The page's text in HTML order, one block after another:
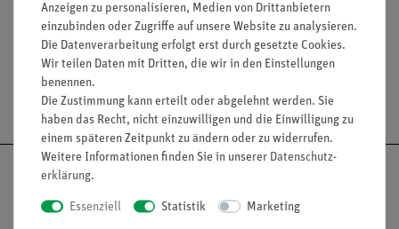
Media / Downloads
Versandkostenfrei ab 300,- €
Anzeigen zu personalisieren, Medien von Drittanbietern
einzubinden oder Zugriffe auf unsere Website zu analysieren.
Die Datenverarbeitung erfolgt erst durch gesetzte Cookies.
Wir teilen Daten mit Dritten, die wir in den Einstellungen
benennen.
Die Zustimmung kann erteilt oder abgelehnt werden. Sie
haben das Recht, nicht einzuwilligen und die Einwilligung zu
einem späteren Zeitpunkt zu ändern oder zu widerrufen.
Weitere Informationen finden Sie in unserer Daten­schutz­
erklärung.
Essenziell Statistik Marketing